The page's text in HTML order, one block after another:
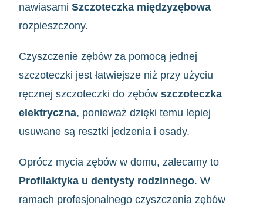
nawiasamiSzczoteczka międzyzębowa
rozpieszczony.
Czyszczenie zębów za pomocą jednej
szczoteczki jest łatwiejsze niż przy użyciu
ręcznej szczoteczki do zębówszczoteczka
elektryczna, ponieważ dzięki temu lepiej
usuwane są resztki jedzenia i osady.
Oprócz mycia zębów w domu, zalecamy to
Profilaktyka u dentysty rodzinnego. W
ramach profesjonalnego czyszczenia zębów